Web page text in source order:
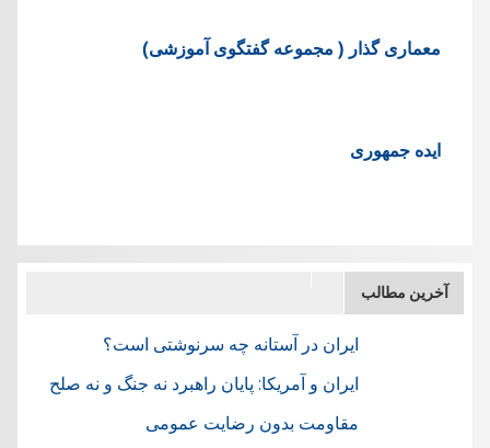
معماری گذار ( مجموعه گفتگوی آموزشی)
ایده جمهوری
آخرین مطالب
ایران در آستانه چه سرنوشتی است؟
ایران و آمریکا: پایان راهبرد نه جنگ و نه صلح
مقاومت بدون رضایت عمومی